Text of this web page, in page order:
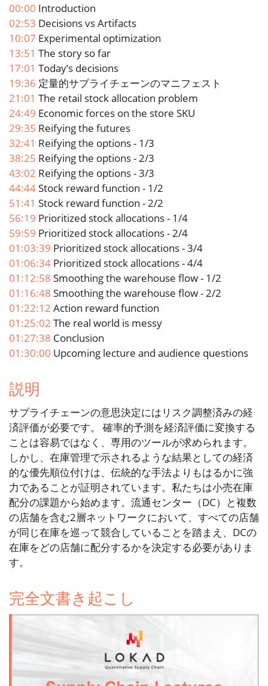
00:00 Introduction
02:53 Decisions vs Artifacts
10:07 Experimental optimization
13:51 The story so far
17:01 Today’s decisions
19:36 定量的サプライチェーンのマニフェスト
21:01 The retail stock allocation problem
24:49 Economic forces on the store SKU
29:35 Reifying the futures
32:41 Reifying the options - 1/3
38:25 Reifying the options - 2/3
43:02 Reifying the options - 3/3
44:44Stock reward function - 1/2
51:41 Stock reward function - 2/2
56:19 Prioritized stock allocations - 1/4
59:59 Prioritized stock allocations - 2/4
01:03:39 Prioritized stock allocations - 3/4
01:06:34 Prioritized stock allocations - 4/4
01:12:58 Smoothing the warehouse flow - 1/2
01:16:48 Smoothing the warehouse flow - 2/2
01:22:12 Action reward function
01:25:02 The real world is messy
01:27:38 Conclusion
01:30:00 Upcoming lecture and audience questions
説明
サプライチェーンの意思決定にはリスク調整済みの経
済評価が必要です。 確率的予測を経済評価に変換する
ことは容易ではなく、専用のツールが求められます。
しかし、在庫管理で示されるような結果としての経済
的な優先順位付けは、伝統的な手法よりもはるかに強
力であることが証明されています。私たちは小売在庫
配分の課題から始めます。流通センター（DC）と複数
の店舗を含む2層ネットワークにおいて、すべての店舗
が同じ在庫を巡って競合していることを踏まえ、DCの
在庫をどの店舗に配分するかを決定する必要がありま
す。
完全文書き起こし